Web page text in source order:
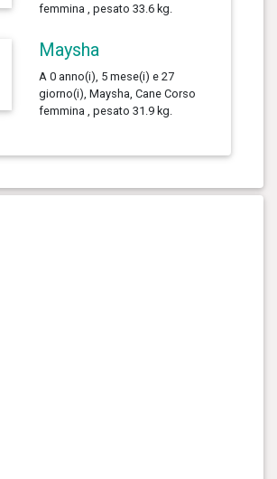
femmina , pesato 33.6 kg.
Maysha
A 0 anno(i), 5 mese(i) e 27
giorno(i), Maysha, Cane Corso
femmina , pesato 31.9 kg.